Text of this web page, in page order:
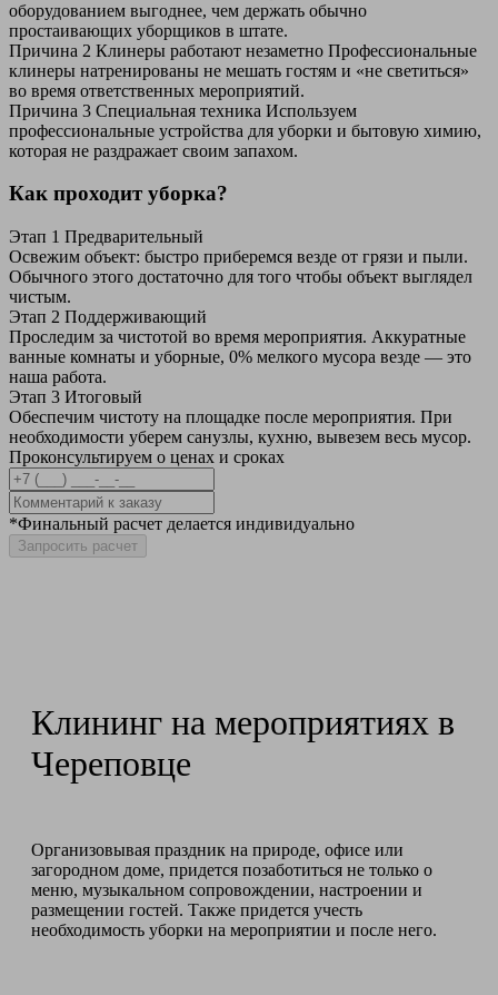
оборудованием выгоднее, чем держать обычно
простаивающих уборщиков в штате.
Причина 2 Клинеры работают незаметно Профессиональные
клинеры натренированы не мешать гостям и «не светиться»
во время ответственных мероприятий.
Причина 3 Специальная техника Используем
профессиональные устройства для уборки и бытовую химию,
которая не раздражает своим запахом.
Как проходит уборка?
Этап 1 Предварительный
Освежим объект: быстро приберемся везде от грязи и пыли.
Обычного этого достаточно для того чтобы объект выглядел
чистым.
Этап 2 Поддерживающий
Проследим за чистотой во время мероприятия. Аккуратные
ванные комнаты и уборные, 0% мелкого мусора везде — это
наша работа.
Этап 3 Итоговый
Обеспечим чистоту на площадке после мероприятия. При
необходимости уберем санузлы, кухню, вывезем весь мусор.
Проконсультируем о ценах и сроках
*Финальный расчет делается индивидуально
Запросить расчет
Клининг на мероприятиях в
Череповце
Организовывая праздник на природе, офисе или
загородном доме, придется позаботиться не только о
меню, музыкальном сопровождении, настроении и
размещении гостей. Также придется учесть
необходимость уборки на мероприятии и после него.